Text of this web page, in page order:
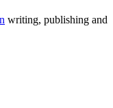
writing, publishing and